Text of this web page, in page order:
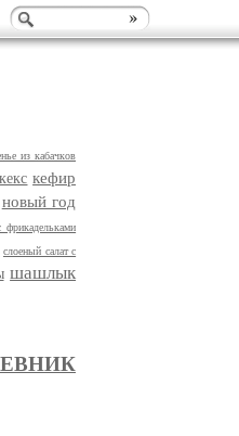
из кабачкoв
кекс кефир
новый год
фрикадельками
слоеный салат с
шашлык